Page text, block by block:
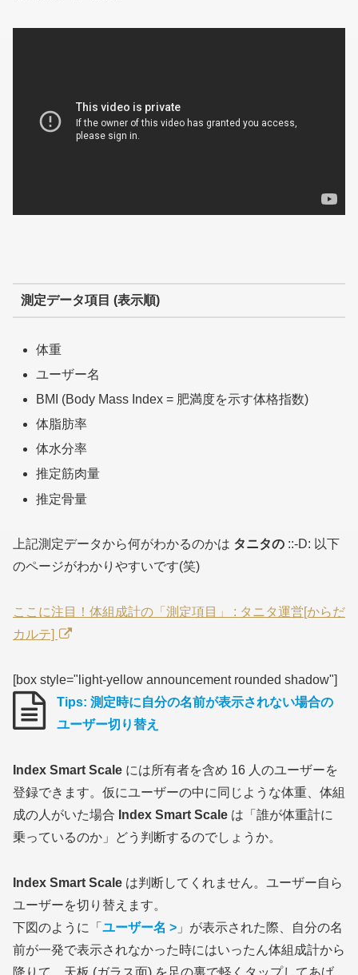
測定データ項目 (表示順)
体重
ユーザー名
BMI (Body Mass Index = 肥満度を示す体格指数)
体脂肪率
体水分率
推定筋肉量
推定骨量
上記測定データから何がわかるのかは タニタの ::-D: 以下
のページがわかりやすいです(笑)
ここに注目！体組成計の「測定項目」 : タニタ運営[からだ
カルテ]
[box style="light-yellow announcement rounded shadow"]
Tips: 測定時に自分の名前が表示されない場合の
ユーザー切り替え
Index Smart Scale には所有者を含め 16 人のユーザーを
登録できます。仮にユーザーの中に同じような体重、体組
成の人がいた場合 Index Smart Scale は「誰が体重計に
乗っているのか」どう判断するのでしょうか。
Index Smart Scale は判断してくれません。ユーザー自ら
ユーザーを切り替えます。
下図のように「 ユーザー名 > 」が表示された際、自分の名
前が一発で表示されなかった時にはいったん体組成計から
降りて、天板 (ガラス面) を足の裏で軽くタップしてあげ